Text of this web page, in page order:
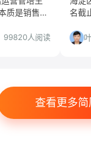
质是销售
99820人阅读
名截
查看更多